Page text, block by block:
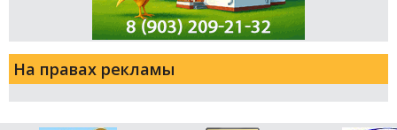
На правах рекламы